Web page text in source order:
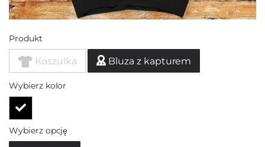
Produkt
Koszulka Bluza z kapturem
Wybierz kolor
Wybierz opcję